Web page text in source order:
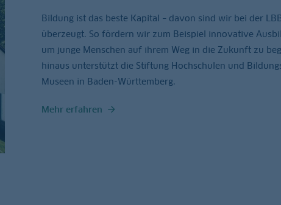
Bildung ist das beste Kapital – davon sind wir bei der
überzeugt. So fördern wir zum Beispiel innovative
um junge Menschen auf ihrem Weg in die Zukunft zu
hinaus unterstützt die Stiftung Hochschulen und
Museen in Baden-Württemberg.
Mehr erfahren